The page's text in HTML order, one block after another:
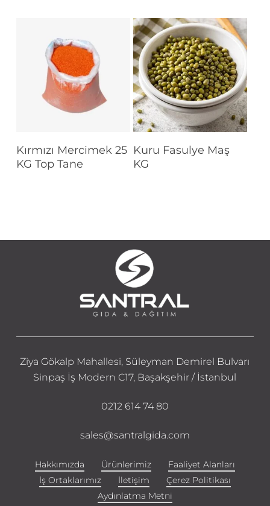
Devamını Oku
Kırmızı Mercimek 25
KG Top Tane
Devamını Oku
Kuru Fasulye Maş
KG
Ziya Gökalp Mahallesi, Süleyman Demirel Bulvarı
Sinpaş İş Modern C17, Başakşehir / İstanbul
0212 614 74 80
sales@santralgida.com
Hakkımızda Ürünlerimiz
Faaliyet Alanları
İş Ortaklarımız
İletişim
Çerez Politikası
Aydınlatma Metni